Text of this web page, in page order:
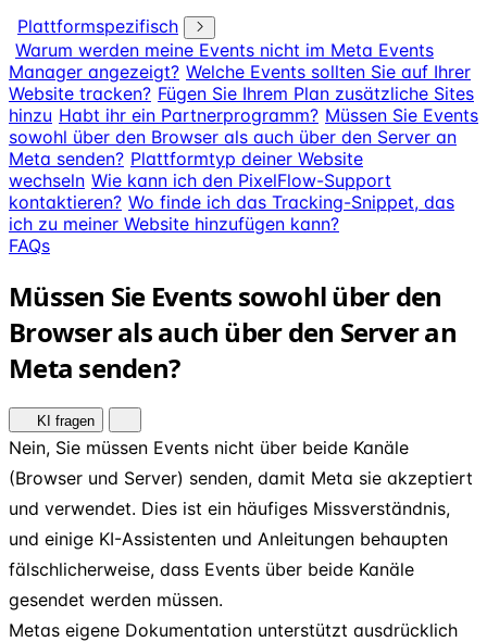
Plattformspezifisch
Warum werden meine Events nicht im Meta Events
Manager angezeigt? Welche Events sollten Sie auf Ihrer
Website tracken? Fügen Sie Ihrem Plan zusätzliche Sites
hinzu Habt ihr ein Partnerprogramm? Müssen Sie Events
sowohl über den Browser als auch über den Server an
Meta senden? Plattformtyp deiner Website
wechseln Wie kann ich den PixelFlow-Support
kontaktieren? Wo finde ich das Tracking-Snippet, das
ich zu meiner Website hinzufügen kann?
FAQs
Müssen Sie Events sowohl über den
Browser als auch über den Server an
Meta senden?
KI fragen
Nein, Sie müssen Events nicht über beide Kanäle
(Browser und Server) senden, damit Meta sie akzeptiert
und verwendet. Dies ist ein häufiges Missverständnis,
und einige KI-Assistenten und Anleitungen behaupten
fälschlicherweise, dass Events über beide Kanäle
gesendet werden müssen.
Metas eigene Dokumentation unterstützt ausdrücklich